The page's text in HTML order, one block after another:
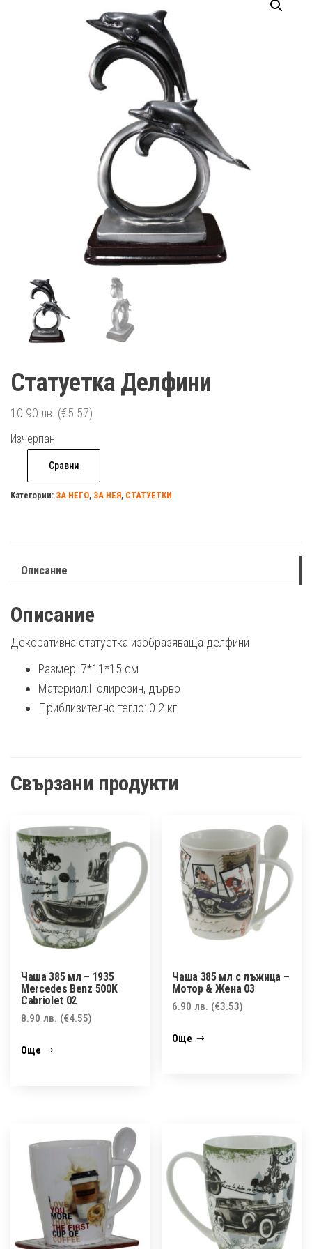
Статуетка Делфини
10.90 лв. (€5.57)
Изчерпан
Сравни
Категории: ЗА НЕГО, ЗА НЕЯ, СТАТУЕТКИ
Описание
Описание
Декоративна статуетка изобразяваща делфини
Размер: 7*11*15 см
Материал:Полирезин, дърво
Приблизително тегло: 0.2 кг
Свързани продукти
Чаша 385 мл – 1935
Mercedes Benz 500K
Cabriolet 02
8.90 лв. (€4.55)
Още
Чаша 385 мл с лъжица –
Мотор & Жена 03
6.90лв. (€3.53)
Още